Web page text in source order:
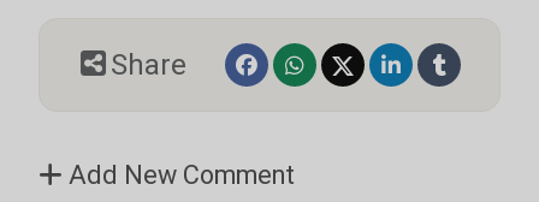
Share
Add New Comment
Subscribe Now
Sign up for our newsletter to receive the latest
updates.